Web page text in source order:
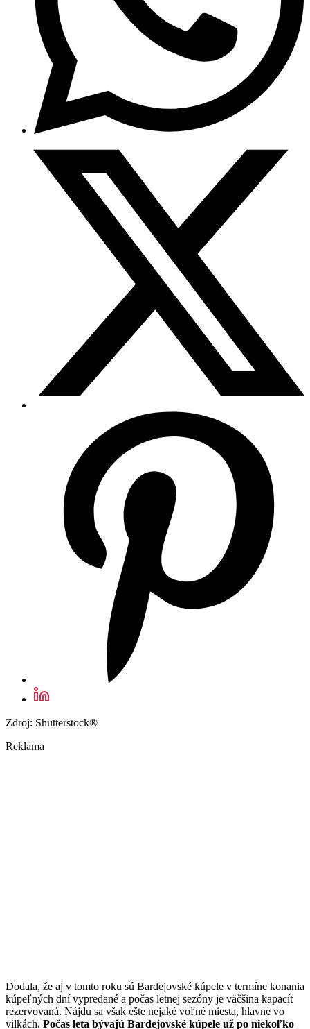
Zdroj: Shutterstock®
Reklama
Dodala, že aj v tomto roku sú Bardejovské kúpele v termíne konania
kúpeľných dní vypredané a počas letnej sezóny je väčšina kapacít
rezervovaná. Nájdu sa však ešte nejaké voľné miesta, hlavne vo
vilkách. Počas leta bývajú Bardejovské kúpele už po niekoľko